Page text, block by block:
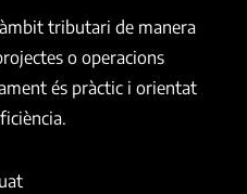
tributari de manera
o operacions
és pràctic i orientat